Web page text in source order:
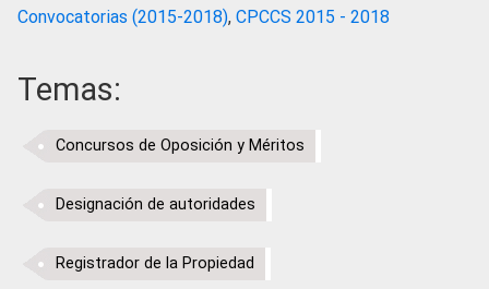
Convocatorias (2015-2018), CPCCS 2015 - 2018
Temas:
Concursos de Oposición y Méritos
Designación de autoridades
Registrador de la Propiedad